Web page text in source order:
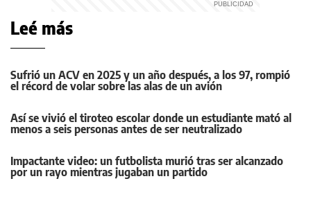
Leé más
Sufrió un ACV en 2025 y un año después, a los 97, rompió
el récord de volar sobre las alas de un avión
Así se vivió el tiroteo escolar donde un estudiante mató al
menos a seis personas antes de ser neutralizado
Impactante video: un futbolista murió tras ser alcanzado
por un rayo mientras jugaban un partido